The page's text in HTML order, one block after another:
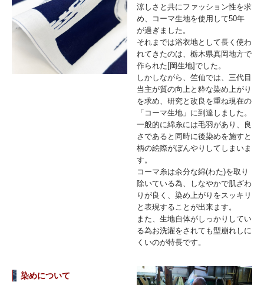
涼しさと共にファッション性を求
め、コーマ生地を使用して50年
が過ぎました。
それまでは浴衣地として長く使わ
れてきたのは、栃木県真岡地方で
作られた[岡生地]でした。
しかしながら、竺仙では、三代目
当主が質の向上と粋な染め上がり
を求め、研究と改良を重ね現在の
「コーマ生地」に到達しました。
一般的に綿糸には毛羽があり、良
さであると同時に後染めを施すと
柄の絵際がぼんやりしてしまいま
す。
コーマ糸は余分な綿(わた)を取り
除いている為、しなやかで肌ざわ
りが良く、染め上がりをスッキリ
と表現することが出来ます。
また、生地自体がしっかりしてい
る為お洗濯をされても型崩れしに
くいのが特長です。
染めについて